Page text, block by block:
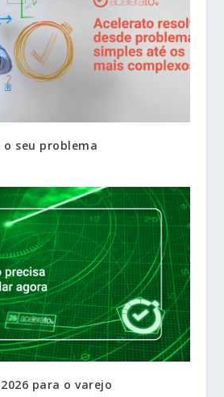
seu problema
para o varejo